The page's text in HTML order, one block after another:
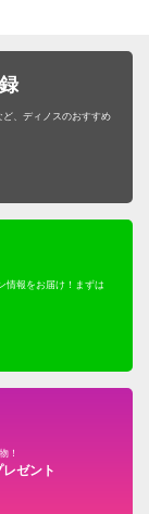
、ディノスのおすすめ
情報をお届け！まずは
！
ゼント